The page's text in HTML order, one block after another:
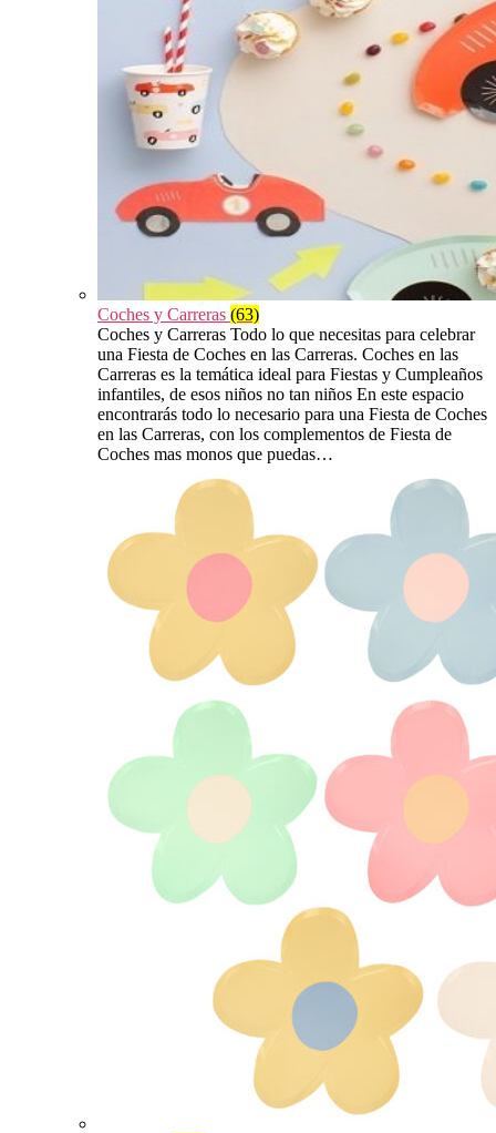
Coches y Carreras (63)
Coches y Carreras Todo lo que necesitas para celebrar
una Fiesta de Coches en las Carreras. Coches en las
Carreras es la temática ideal para Fiestas y Cumpleaños
infantiles, de esos niños no tan niños En este espacio
encontrarás todo lo necesario para una Fiesta de Coches
en las Carreras, con los complementos de Fiesta de
Coches mas monos que puedas…